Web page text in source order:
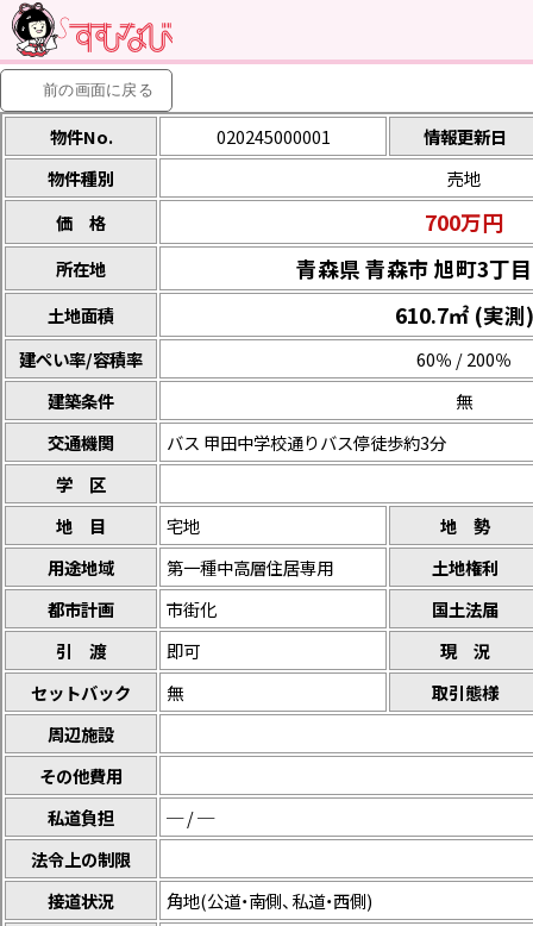
前の画面に戻る
物件No. 020245000001
情報更新日
物件種別
売地
価 格
700万円
所在地 青森県 青森市 旭町3丁
土地面積 610.7㎡ (実測)
建ぺい率/容積率
60％ / 200％
建築条件
無
交通機関
バス 甲田中学校通りバス停徒歩約3分
学 区
地 目
宅地
地 勢
用途地域
第一種中高層住居専用
土地権利
都市計画
市街化
国土法届
引 渡
即可
現 況
セットバック
無
取引態様
周辺施設
その他費用
私道負担
─ / ─
法令上の制限
接道状況
角地(公道・南側、私道・西側)